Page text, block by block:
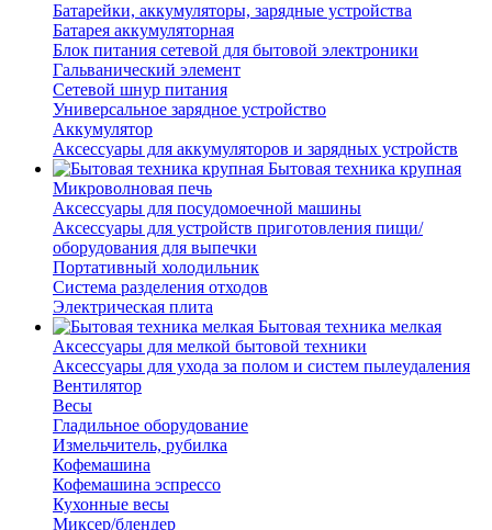
Батарейки, аккумуляторы, зарядные устройства
Батарея аккумуляторная
Блок питания сетевой для бытовой электроники
Гальванический элемент
Сетевой шнур питания
Универсальное зарядное устройство
Аккумулятор
Аксессуары для аккумуляторов и зарядных устройств
Бытовая техника крупная
Микроволновая печь
Аксессуары для посудомоечной машины
Аксессуары для устройств приготовления пищи/
оборудования для выпечки
Портативный холодильник
Система разделения отходов
Электрическая плита
Бытовая техника мелкая
Аксессуары для мелкой бытовой техники
Аксессуары для ухода за полом и систем пылеудаления
Вентилятор
Весы
Гладильное оборудование
Измельчитель, рубилка
Кофемашина
Кофемашина эспрессо
Кухонные весы
Миксер/блендер